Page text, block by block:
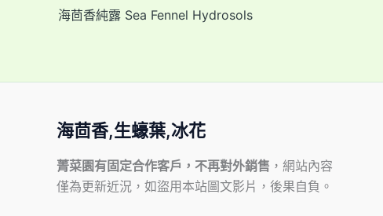
海茴香純露 Sea Fennel Hydrosols
海茴香,生蠔葉,冰花
菁菜園有固定合作客戶，不再對外銷售 ，網站內容
僅為更新近況，如盜用本站圖文影片，後果自負。